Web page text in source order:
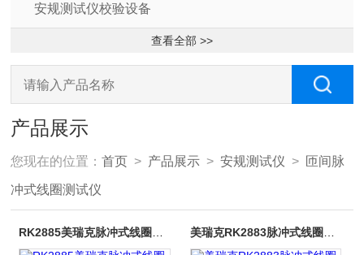
安规测试仪校验设备
查看全部 >>
产品展示
您现在的位置：首页 > 产品展示 >安规测试仪 > 匝间脉
冲式线圈测试仪
RK2885美瑞克脉冲式线圈测试仪 美瑞克RK2883脉冲式线圈测试仪